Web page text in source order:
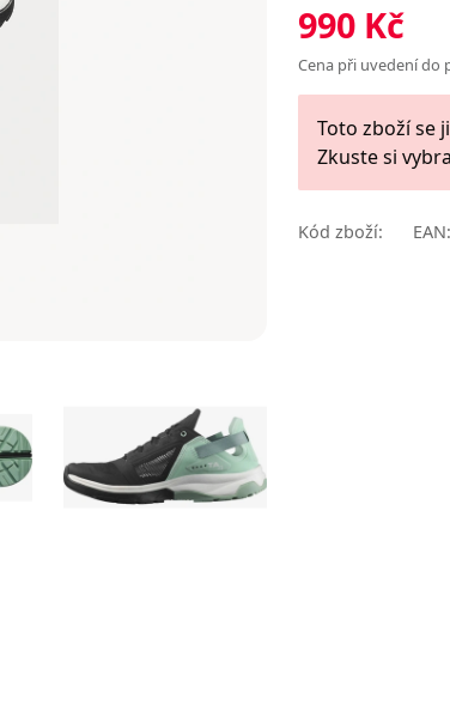
990 Kč
Cena při uvedení do
Toto zboží se
Zkuste si
Kód zboží: EAN: